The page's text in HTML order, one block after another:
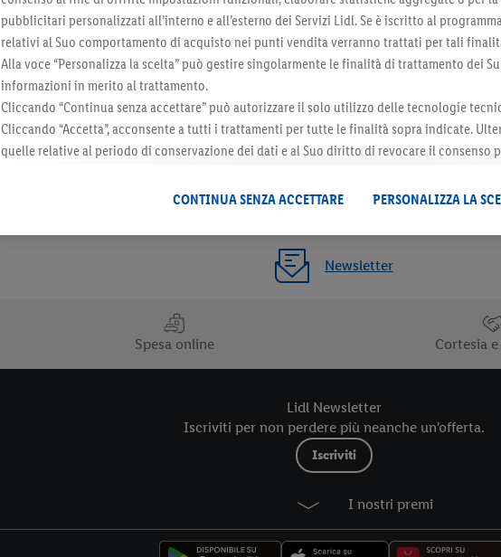
Newsletter
Spesa online Cortesia
Lidl Newsletter
Iscriviti per non perdere più neanche un'offerta.
Iscriviti
I nostri premi
pubblicitari personalizzati all’interno e all’esterno dei Servizi Lidl. Se è iscritto al
relativi al Suo comportamento di acquisto nei punti vendita verranno trattati per tali
Alla voce “Personalizza la scelta” può gestire singolarmente le finalità di trattamento dei
informazioni in merito al trattamento.
Cliccando “Continua senza accettare” può autorizzare il solo utilizzo delle tecnologie
Cliccando “Accetta”, acconsente a tutti i trattamenti per tutte le finalità sopra indicate.
quelle relative al periodo di conservazione dei dati e al Suo diritto di revocare il consenso
CONTINUA SENZA ACCETTARE PERSONALIZZA LA